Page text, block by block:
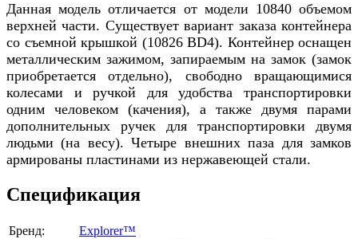
Данная модель отличается от модели 10840 объемом
верхней части. Существует вариант заказа контейнера
со съемной крышкой (10826 BD4). Контейнер оснащен
металлическим зажимом, запираемым на замок (замок
приобретается отдельно), свободно вращающимися
колесами и ручкой для удобства транспортировки
одним человеком (качения), а также двумя парами
дополнительных ручек для транспортировки двумя
людьми (на весу). Четыре внешних паза для замков
армированы пластинами из нержавеющей стали.
Спецификация
Бренд: Explorer™